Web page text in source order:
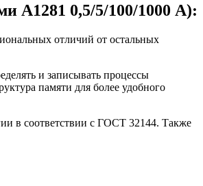
А1281 0,5/5/100/1000 А):
отличий от остальных
и записывать процессы
памяти для более удобного
в соответствии с ГОСТ 32144. Также